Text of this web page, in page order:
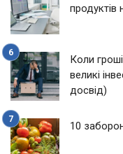
продуктів
Коли
великі
досвід)
10